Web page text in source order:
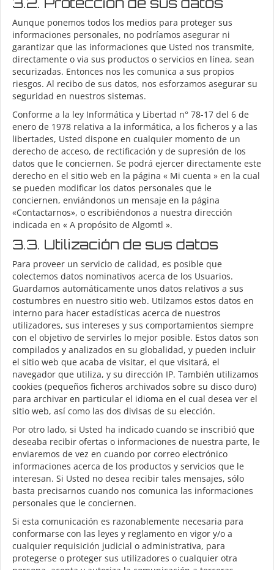
Aunque ponemos todos los medios para proteger sus
informaciones personales, no podríamos asegurar ni
garantizar que las informaciones que Usted nos transmite,
directamente o via sus productos o servicios en línea, sean
securizadas. Entonces nos les comunica a sus propios
riesgos. Al recibo de sus datos, nos esforzamos asegurar su
seguridad en nuestros sistemas.
Conforme a la ley Informática y Libertad n° 78-17 del 6 de
enero de 1978 relativa a la informática, a los ficheros y a las
libertades, Usted dispone en cualquier momento de un
derecho de acceso, de rectificación y de supresión de los
datos que le conciernen. Se podrá ejercer directamente este
derecho en el sitio web en la página « Mi cuenta » en la cual
se pueden modificar los datos personales que le
conciernen, enviándonos un mensaje en la página
«Contactarnos», o escribiéndonos a nuestra dirección
indicada en « A propósito de Algomtl ».
3.3. Utilización de sus datos
Para proveer un servicio de calidad, es posible que
colectemos datos nominativos acerca de los Usuarios.
Guardamos automáticamente unos datos relativos a sus
costumbres en nuestro sitio web. Utilzamos estos datos en
interno para hacer estadísticas acerca de nuestros
utilizadores, sus intereses y sus comportamientos siempre
con el objetivo de servirles lo mejor posible. Estos datos son
compilados y analizados en su globalidad, y pueden incluir
el sitio web que acaba de visitar, el que visitará, el
navegador que utiliza, y su dirección IP. También utilizamos
cookies (pequeños ficheros archivados sobre su disco duro)
para archivar en particular el idioma en el cual desea ver el
sitio web, así como las dos divisas de su elección.
Por otro lado, si Usted ha indicado cuando se inscribió que
deseaba recibir ofertas o informaciones de nuestra parte, le
enviaremos de vez en cuando por correo electrónico
informaciones acerca de los productos y servicios que le
interesan. Si Usted no desea recibir tales mensajes, sólo
basta precisarnos cuando nos comunica las informaciones
personales que le conciernen.
Si esta comunicación es razonablemente necesaria para
conformarse con las leyes y reglamento en vigor y/o a
cualquier requisición judicial o administrativa, para
protegerse o proteger sus utilizadores o cualquier otra